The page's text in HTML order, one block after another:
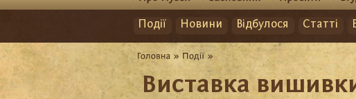
Події Новини Відбулося Статті
Виставка